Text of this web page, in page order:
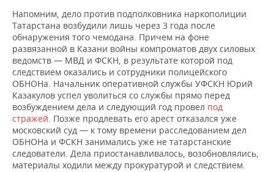
Напомним, дело против подполковника наркополиции
Татарстана возбудили лишь через 3 года после
обнаружения того чемодана. Причем на фоне
развязанной в Казани войны компроматов двух силовых
ведомств — МВД и ФСКН, в результате которой под
следствием оказались и сотрудники полицейского
ОБНОНа. Начальник оперативной службы УФСКН Юрий
Казакулов успел уволиться со службы прямо перед
возбуждением дела и следующий год провел под
стражей. Позже продлевать его арест отказался уже
московский суд — к тому времени расследованием дел
ОБНОНа и ФСКН занимались уже не татарстанские
следователи. Дела приостанавливалось, возобновлялись,
материалы ходили между прокуратурой и следствием.